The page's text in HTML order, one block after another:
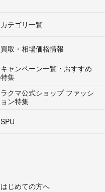
カテゴリ一覧
買取・相場価格情報
キャンペーン一覧・おすすめ
特集
ラクマ公式ショップ ファッシ
ョン特集
SPU
はじめての方へ